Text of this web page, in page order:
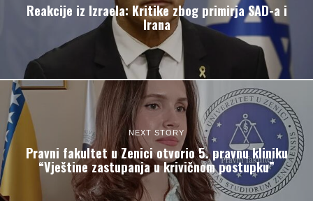
Reakcije iz Izraela: Kritike zbog primirja SAD-a i
Irana
NEXT STORY
Pravni fakultet u Zenici otvorio 5. pravnu kliniku
“Vještine zastupanja u krivičnom postupku”